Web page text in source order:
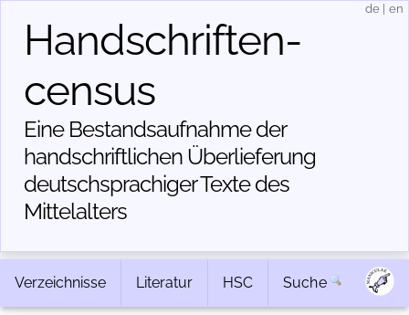
Handschriften­
census
Eine Bestandsaufnahme der
handschriftlichen Über­lieferung
deutschsprachiger Texte des
Mittelalters
de en
Verzeichnisse Literatur HSC Suche